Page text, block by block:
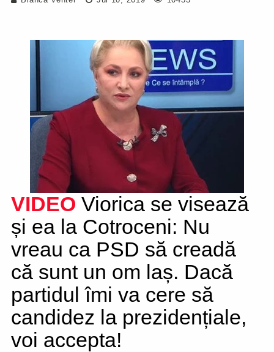
VIDEO Viorica se visează
și ea la Cotroceni: Nu
vreau ca PSD să creadă
că sunt un om laș. Dacă
partidul îmi va cere să
candidez la prezidențiale,
voi accepta!